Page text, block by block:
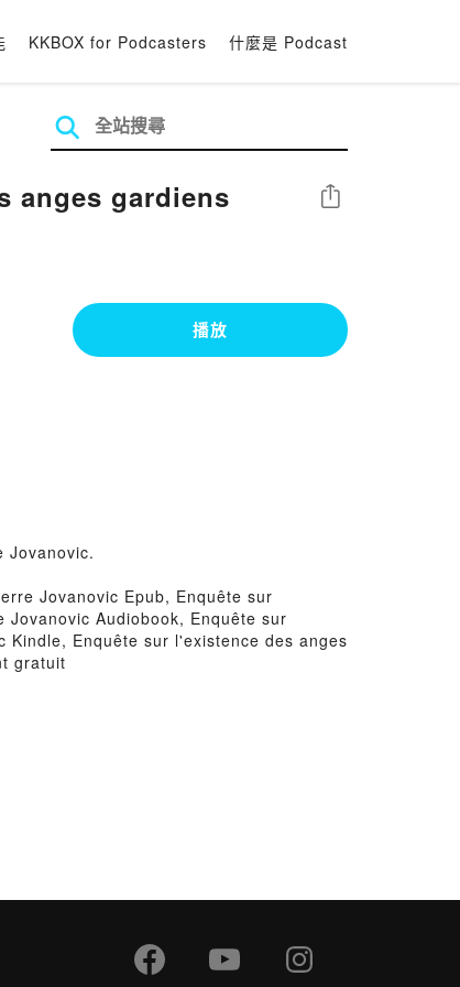
KKBOX for Podcasters 什麼是 Podcast
anges gardiens 分享
播放
Jovanovic.
Jovanovic Epub, Enquête sur
Audiobook, Enquête sur
Enquête sur l'existence des anges
gratuit